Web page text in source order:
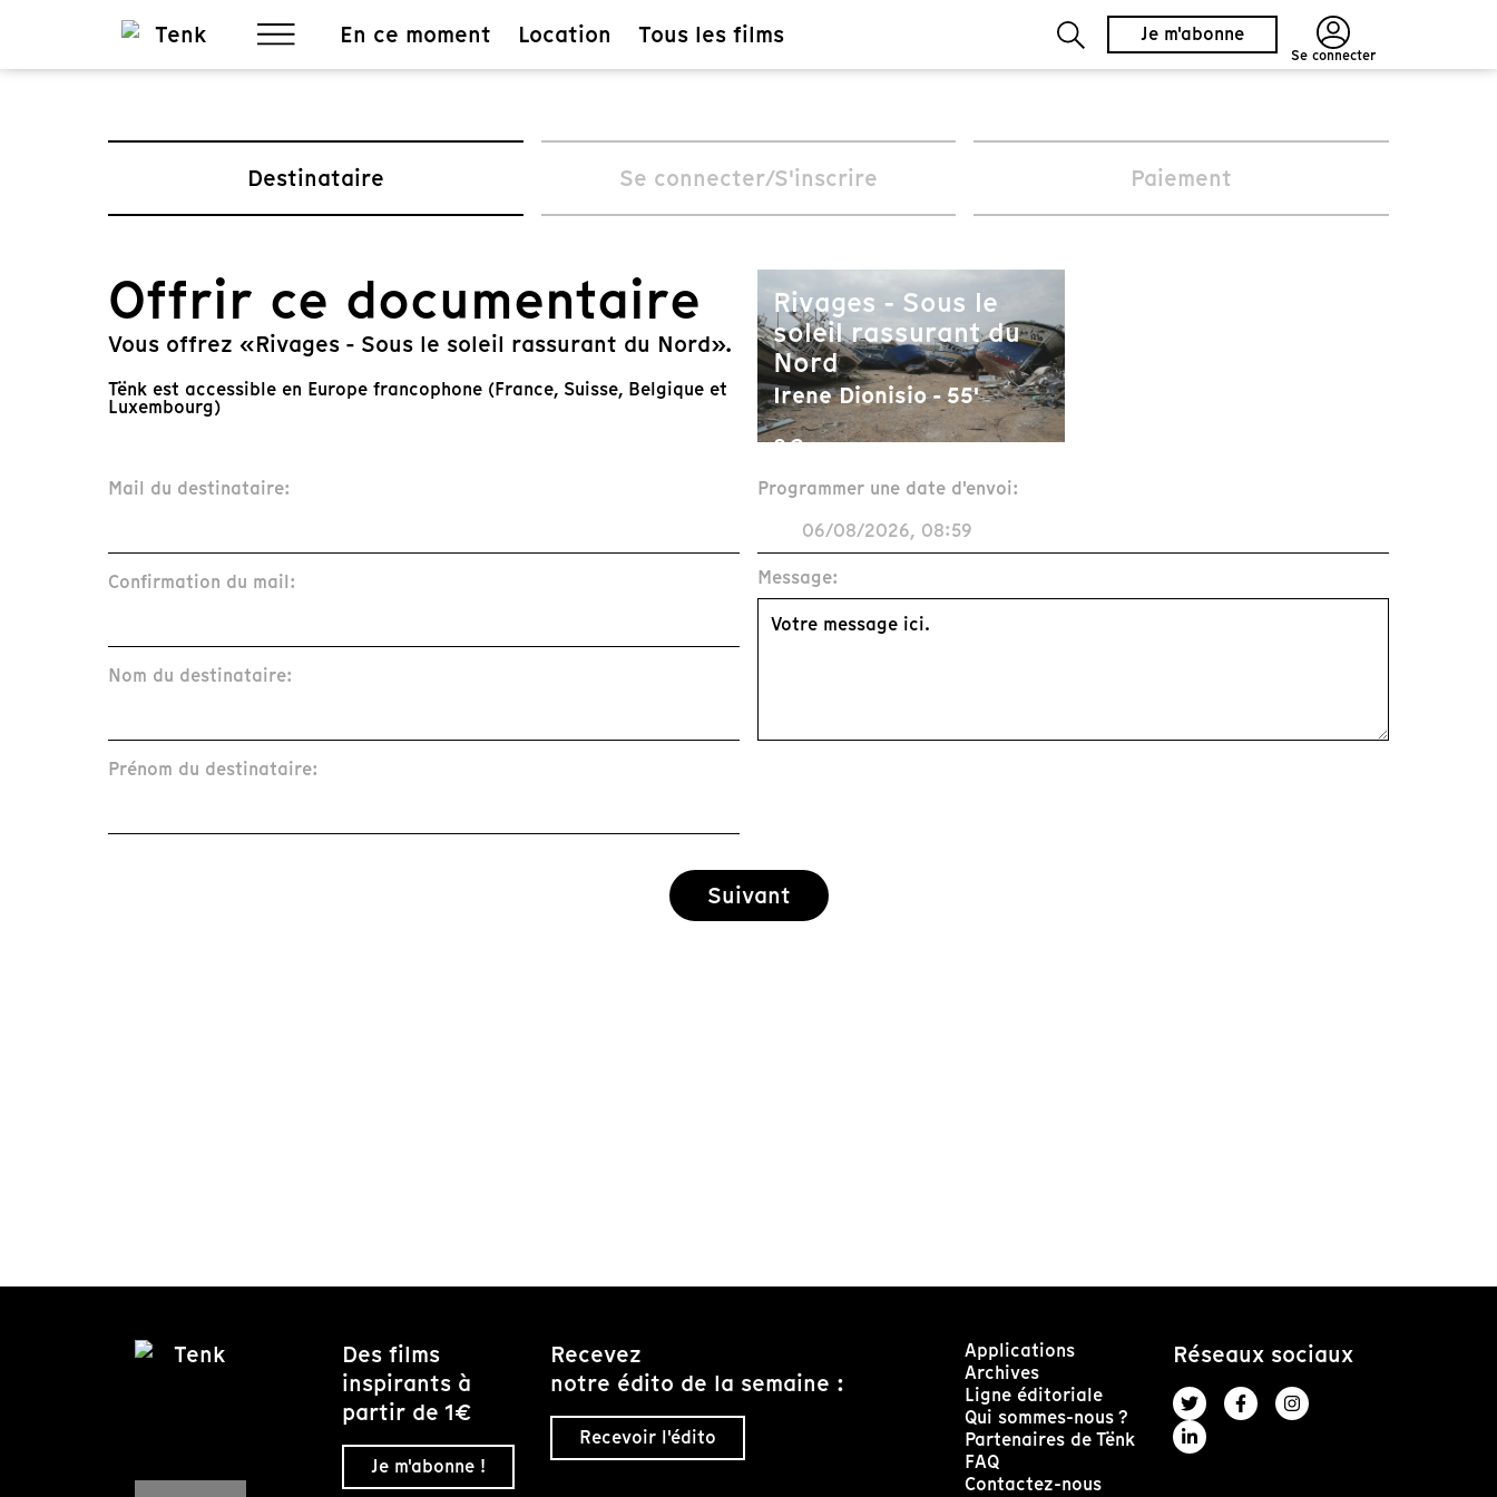
En ce moment Location Tous les films Je m'abonne
Se connecter
Destinataire Se connecter/S'inscrire Paiement
Offrir ce documentaire
Vous offrez «Rivages - Sous le soleil rassurant du Nord».
Tënk est accessible en Europe francophone (France, Suisse, Belgique et
Luxembourg)
Rivages - Sous le
soleil rassurant du
Nord
Irene Dionisio - 55'
2€
Mail du destinataire:
Confirmation du mail:
Nom du destinataire:
Prénom du destinataire:
Programmer une date d'envoi:
Message:
Suivant
Des films
inspirants à
partir de 1€
Je m'abonne !
Recevez
notre édito de la semaine :
Recevoir l'édito
Applications
Archives
Ligne éditoriale
Qui sommes-nous ?
Partenaires de Tënk
FAQ
Contactez-nous
Réseaux sociaux